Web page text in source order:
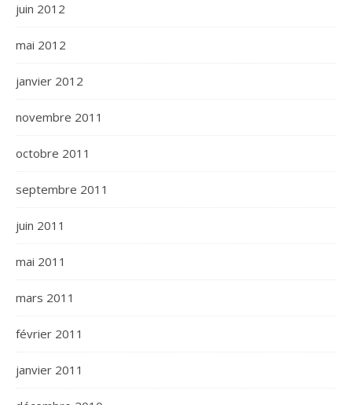
juin 2012
mai 2012
janvier 2012
novembre 2011
octobre 2011
septembre 2011
juin 2011
mai 2011
mars 2011
février 2011
janvier 2011